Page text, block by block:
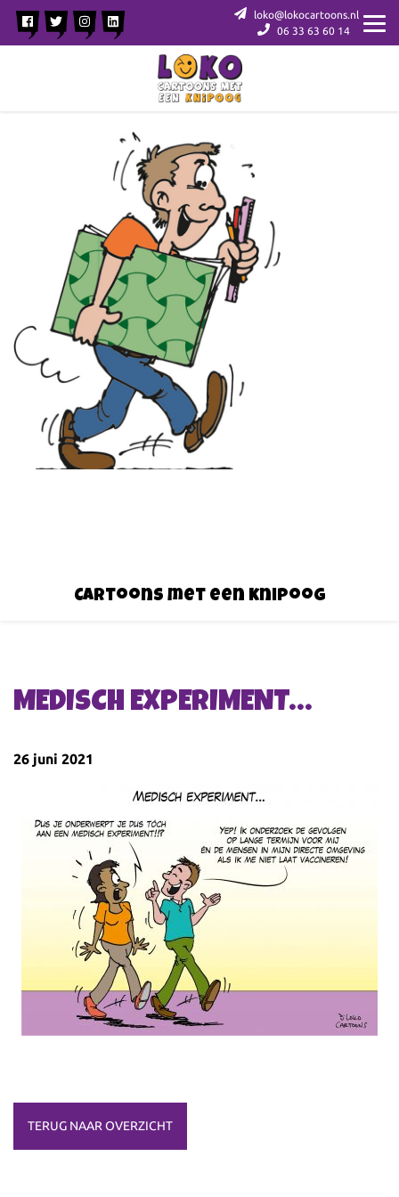
loko@lokocartoons.nl
06 33 63 60 14
Cartoons met een knipoog
MEDISCH EXPERIMENT…
26 juni 2021
TERUG NAAR OVERZICHT